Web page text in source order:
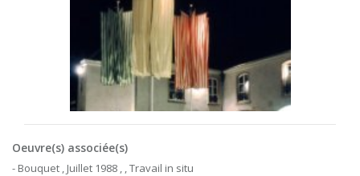
Oeuvre(s) associée(s)
- Bouquet , Juillet 1988 , , Travail in situ